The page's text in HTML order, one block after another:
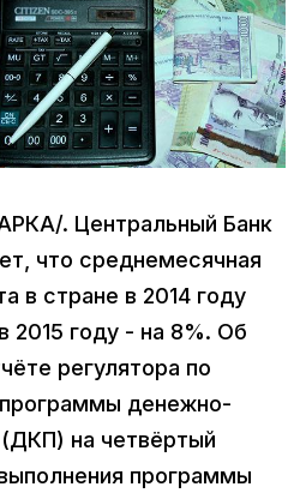
. Центральный Банк
что среднемесячная
в стране в 2014 году
2015 году - на 8%. Об
регулятора по
денежно-
на четвёртый
программы